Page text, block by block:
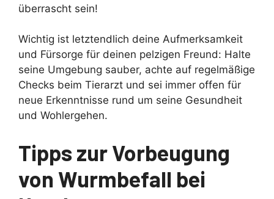
überrascht sein!
Wichtig ist letztendlich deine Aufmerksamkeit
und Fürsorge für deinen pelzigen Freund: Halte
seine Umgebung sauber, achte auf regelmäßige
Checks beim Tierarzt und sei immer offen für
neue Erkenntnisse rund um seine Gesundheit
und Wohlergehen.
Tipps zur Vorbeugung
von Wurmbefall bei